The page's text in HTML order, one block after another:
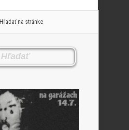
Hľadať na stránke